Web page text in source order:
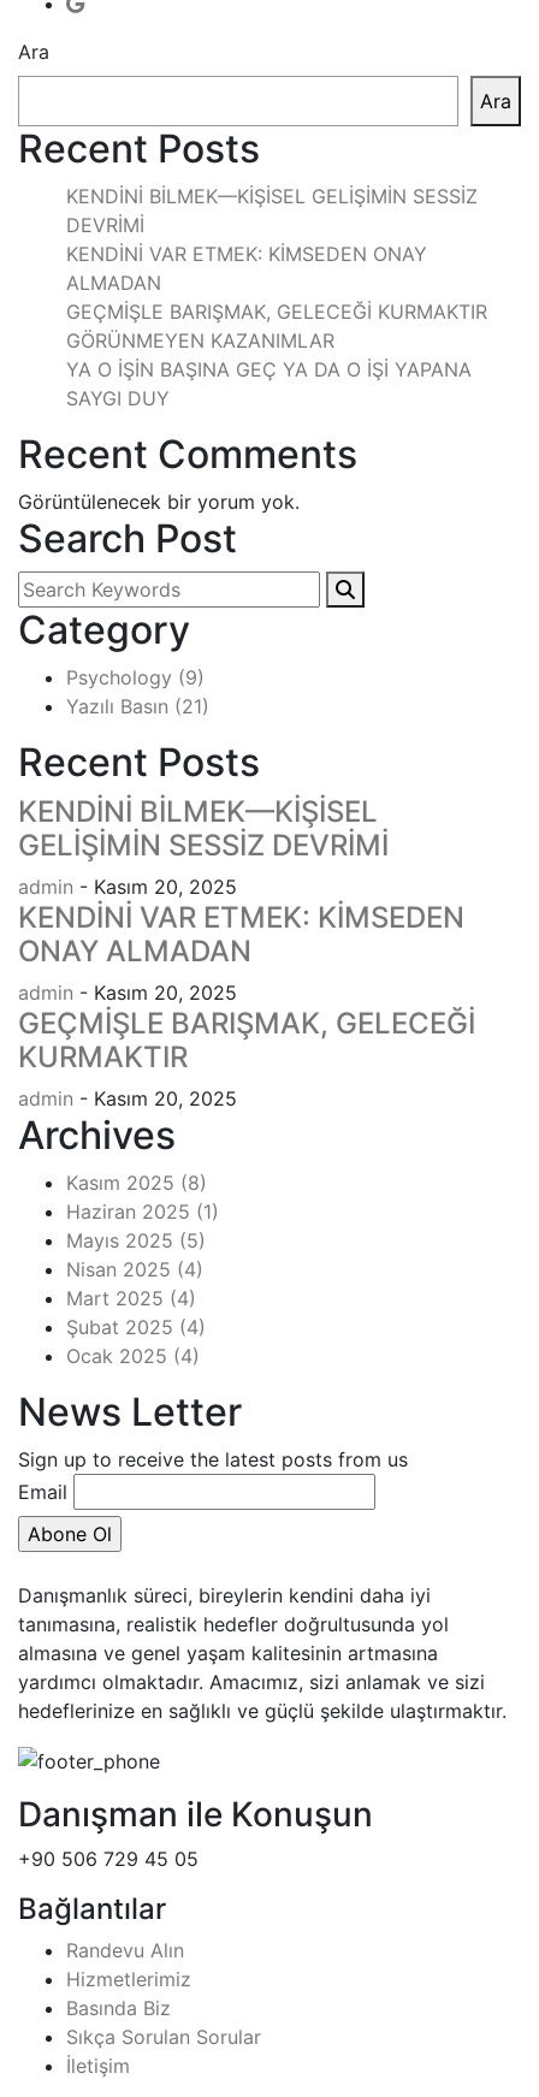
Ara
Ara
Recent Posts
KENDİNİ BİLMEK—KİŞİSEL GELİŞİMİN SESSİZ
DEVRİMİ
KENDİNİ VAR ETMEK: KİMSEDEN ONAY
ALMADAN
GEÇMİŞLE BARIŞMAK, GELECEĞİ KURMAKTIR
GÖRÜNMEYEN KAZANIMLAR
YA O İŞİN BAŞINA GEÇ YA DA O İŞİ YAPANA
SAYGI DUY
Recent Comments
Görüntülenecek bir yorum yok.
Search Post
Category
Psychology (9)
Yazılı Basın (21)
Recent Posts
KENDİNİ BİLMEK—KİŞİSEL
GELİŞİMİN SESSİZ DEVRİMİ
admin - Kasım 20, 2025
KENDİNİ VAR ETMEK: KİMSEDEN
ONAY ALMADAN
admin - Kasım 20, 2025
GEÇMİŞLE BARIŞMAK, GELECEĞİ
KURMAKTIR
admin - Kasım 20, 2025
Archives
Kasım 2025 (8)
Haziran 2025 (1)
Mayıs 2025 (5)
Nisan 2025 (4)
Mart 2025 (4)
Şubat 2025 (4)
Ocak 2025 (4)
News Letter
Sign up to receive the latest posts from us
Email
Danışmanlık süreci, bireylerin kendini daha iyi
tanımasına, realistik hedefler doğrultusunda yol
almasına ve genel yaşam kalitesinin artmasına
yardımcı olmaktadır. Amacımız, sizi anlamak ve sizi
hedeflerinize en sağlıklı ve güçlü şekilde ulaştırmaktır.
Danışman ile Konuşun
+90 506 729 45 05
Bağlantılar
Randevu Alın
Hizmetlerimiz
Basında Biz
Sıkça Sorulan Sorular
İletişim